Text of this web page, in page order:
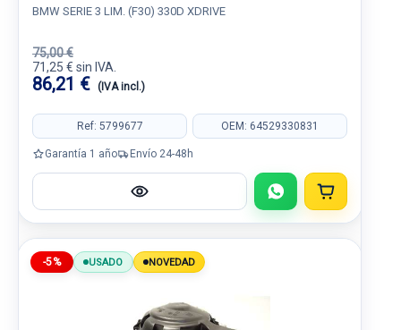
BMW SERIE 3 LIM. (F30) 330D XDRIVE
75,00 €
71,25 € sin IVA.
86,21 € (IVA incl.)
Ref: 5799677 OEM: 64529330831
Garantía 1 año Envío 24-48h
-5% USADO NOVEDAD